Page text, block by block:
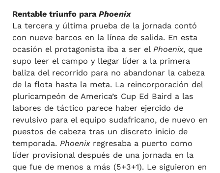
Rentable triunfo para Phoenix
La tercera y última prueba de la jornada contó
con nueve barcos en la línea de salida. En esta
ocasión el protagonista iba a ser el Phoenix, que
supo leer el campo y llegar líder a la primera
baliza del recorrido para no abandonar la cabeza
de la flota hasta la meta. La reincorporación del
pluricampeón de America’s Cup Ed Baird a las
labores de táctico parece haber ejercido de
revulsivo para el equipo sudafricano, de nuevo en
puestos de cabeza tras un discreto inicio de
temporada. Phoenixregresaba a puerto como
líder provisional después de una jornada en la
que fue de menos a más (5+3+1). Le siguieron en